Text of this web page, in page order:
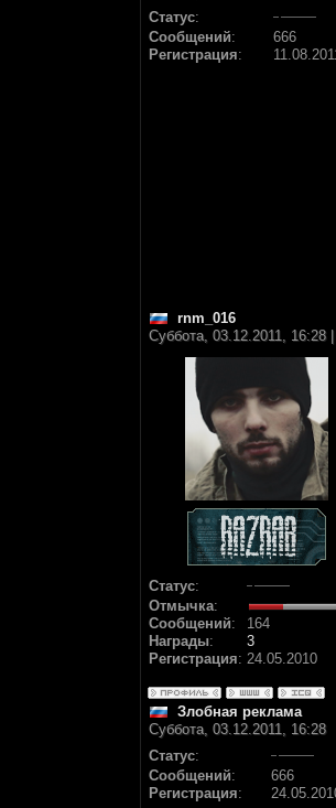
Статус:
Сообщений:
666
Регистрация:
rnm_016
Суббота, 03.12.2011, 16:28
Статус:
Отмычка:
Сообщений:
164
Награды:
3
Регистрация: 24.05.2010
Злобная реклама
Суббота, 03.12.2011, 16:28
Статус:
Сообщений:
666
Регистрация: